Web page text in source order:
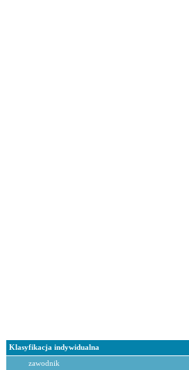
Klasyfikacja indywidualna
zawodnik